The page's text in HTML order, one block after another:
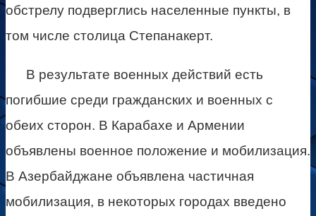
обстрелу подверглись населенные пункты, в
том числе столица Степанакерт.
В результате военных действий есть
погибшие среди гражданских и военных с
обеих сторон. В Карабахе и Армении
объявлены военное положение и мобилизация.
В Азербайджане объявлена частичная
мобилизация, в некоторых городах введено